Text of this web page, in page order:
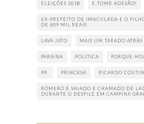
ELEIÇÕES 2018 E TOME ADESÃO!
EX-PREFEITO DE IMACULADA E O
DE 609 MIL REAIS
LAVA JATO MAIS UM TARADO
PARAÍBA POLÍTICA PORQUE
PR. PRINCESA RICARDO
ROMERO É VAIADO E CHAMADO DE
DURANTE O DESFILE EM CAMPINA